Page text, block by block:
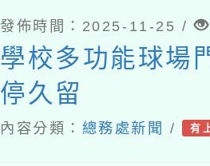
發佈時間：2025-11-25 /
學校多功能球場
停久留
內容分類： 總務處新聞 / 有